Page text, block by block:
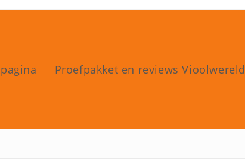
Proefpakket en reviews Vioolwereld